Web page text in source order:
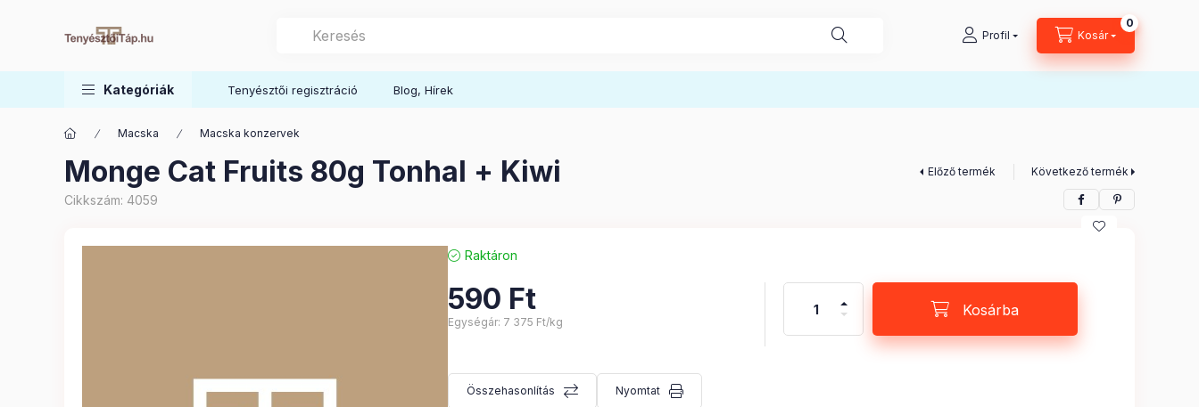
Profil Kosár
Kosárban
0
Kategóriák Tenyésztői regisztráció Blog, Hírek
Macska Macska konzervek
Előző termék Következő termék
Monge Cat Fruits 80g Tonhal + Kiwi
Cikkszám: 4059
Raktáron
590 Ft
Egységár: 7 375 Ft/kg
Kosárba
Összehasonlítás Nyomtat